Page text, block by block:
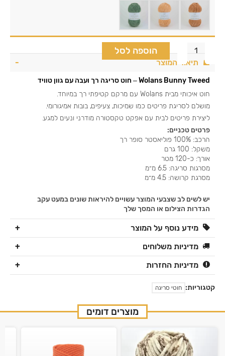
הוספה לסל
תיאור המוצר
Wolans Bunny Tweed– חוט סריגה רך ועבה עם גוון טוויד
חוט איכותי מבית Wolans עם מרקם קטיפתי רך במיוחד.
מושלם לסריגת פריטים כמו שמיכות, צעיפים, בובות אמיגורומי.
ליצירת פריטים לבית עם אפקט טקסטורה מודרני ונעים למגע.
פרטים טכניים:
הרכב: 100% פוליאסטר סופר רך
משקל: 100 גרם
אורך: כ-120 מטר
מסרגות סריגה: 6.5 מ״מ
מסרגת קרושה: 4.5 מ״מ
יש לשים לב שצבעי המוצר עשויים להיראות שונים במעט עקב
הגדרות הצילום או המסך שלך
מידע נוסף על המוצר
מדיניות משלוחים
מדיניות החזרות
קטגוריות: חוטי סריגה
מוצרים דומים